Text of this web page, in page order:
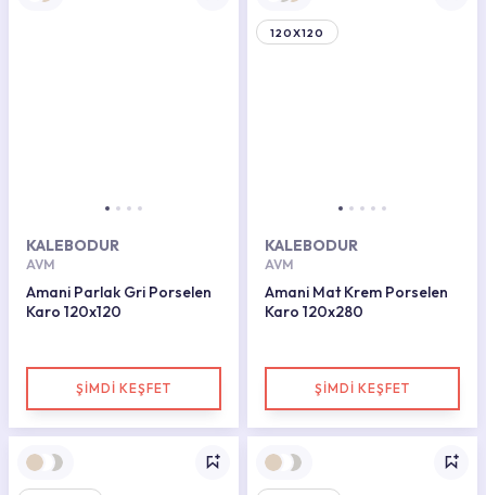
KALEBODUR
AVM
Amani Parlak Gri Porselen
Karo 120x120
ŞİMDİ KEŞFET
120X120
KALEBODUR
AVM
Amani Mat Krem Porselen
Karo 120x280
ŞİMDİ KEŞFET